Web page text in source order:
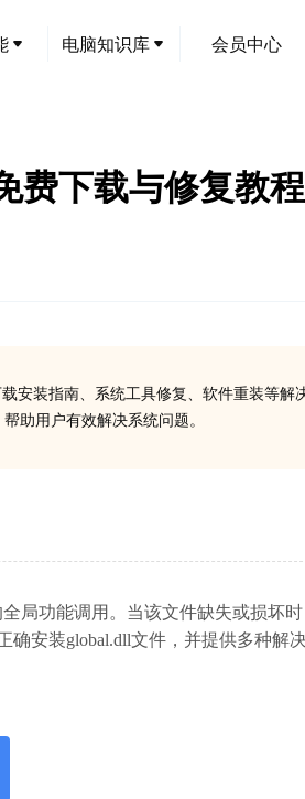
电脑知识库 会员中心
费下载与修复教程
安装指南、系统工具修复、软件重装等解
助用户有效解决系统问题。
局功能调用。当该文件缺失或损坏
安装global.dll文件，并提供多种解